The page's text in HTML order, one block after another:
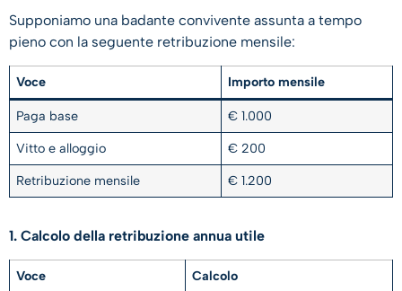
Supponiamo una badante convivente assunta a tempo
pieno con la seguente retribuzione mensile:
Voce Importo mensile
Paga base
€ 1.000
Vitto e alloggio
€ 200
Retribuzione mensile
€ 1.200
1. Calcolo della retribuzione annua utile
Voce Calcolo